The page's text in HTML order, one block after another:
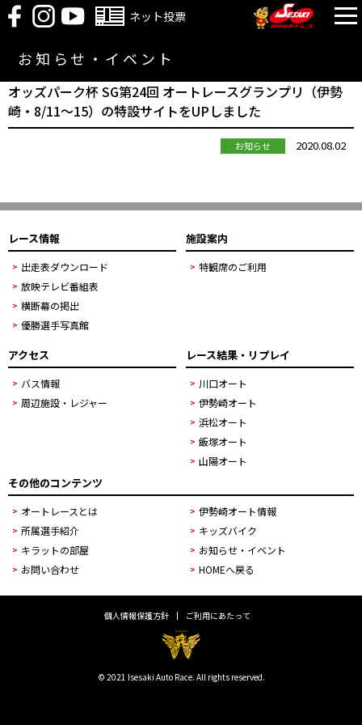
ネット投票
お知らせ・イベント
オッズパーク杯 SG第24回 オートレースグランプリ（伊勢
崎・8/11～15）の特設サイトをUPしました
お知らせ 2020.08.02
レース情報
出走表ダウンロード
放映テレビ番組表
横断幕の掲出
優勝選手写真館
施設案内
特観席のご利用
アクセス
バス情報
周辺施設・レジャー
レース結果・リプレイ
川口オート
伊勢崎オート
浜松オート
飯塚オート
山陽オート
その他のコンテンツ
オートレースとは
伊勢崎オート情報
所属選手紹介
キッズバイク
キラットの部屋
お知らせ・イベント
お問い合わせ
HOMEへ戻る
個人情報保護方針 ご利用にあたって
© 2021 Isesaki Auto Race. All rights reserved.